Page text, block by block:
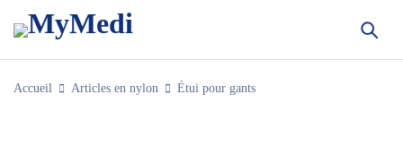
Accueil Articles en nylon Étui pour gants